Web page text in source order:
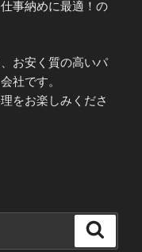
事納めに最適！の
お安く質の高いパ
社です。
をお楽しみくださ